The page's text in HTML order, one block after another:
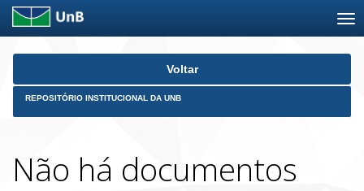
Skip
Voltar
REPOSITÓRIO INSTITUCIONAL DA UNB
Não há documentos